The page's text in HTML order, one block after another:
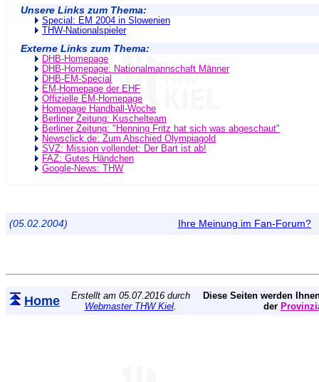
Unsere Links zum Thema:
Special: EM 2004 in Slowenien
THW-Nationalspieler
Externe Links zum Thema:
DHB-Homepage
DHB-Homepage: Nationalmannschaft Männer
DHB-EM-Special
EM-Homepage der EHF
Offizielle EM-Homepage
Homepage Handball-Woche
Berliner Zeitung: Kuschelteam
Berliner Zeitung: "Henning Fritz hat sich was abgeschaut"
Newsclick.de: Zum Abschied Olympiagold
SVZ: Mission vollendet: Der Bart ist ab!
FAZ: Gutes Händchen
Google-News: THW
(05.02.2004) Ihre Meinung im Fan-Forum?
Home
Erstellt am 05.07.2016 durch
Webmaster THW Kiel.
Diese Seiten werden
der